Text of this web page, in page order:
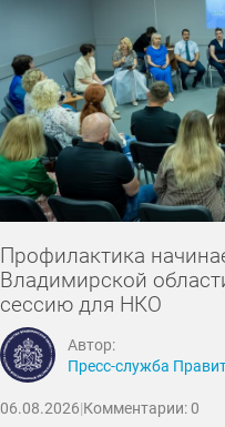
Профилактика
Владимирской
сессию для НКО
Автор:
Пресс-служба
06.08.2026|Комментарии: 0